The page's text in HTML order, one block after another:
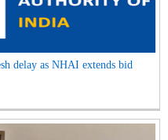
delay as NHAI extends bid